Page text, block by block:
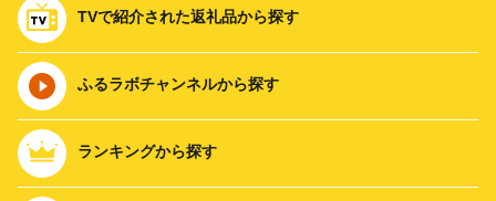
TVで紹介された返礼品から探す
ふるラボチャンネルから探す
ランキングから探す